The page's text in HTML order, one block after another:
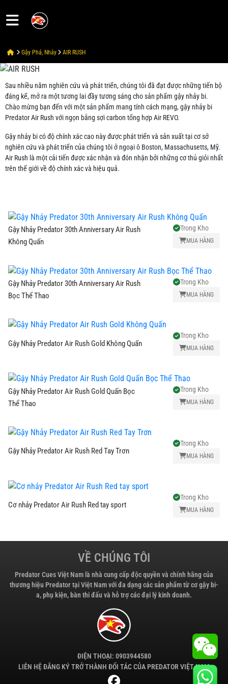
Trang
chủ
Sale
Pool
Ngọn -
Gậy
Phá,
Nhảy
Bàn
Bida
Bao
Kiện
Trang
Cơ
lý
Gậy Phá, Nhảy AIR RUSH
Sau nhiều năm nghiên cứu và phát triển, chúng tôi đã đạt được những tiến bộ
đáng kể, mở ra một tương lai đầy tương sáng cho sản phẩm gậy nhảy bi.
Chào mừng bạn đến với một sản phẩm mang tính cách mạng, gậy nhảy bi
Predator Air Rush với ngọn bằng sợi carbon tổng hợp Air REVO.
Gậy nhảy bi có độ chính xác cao này được phát triển và sản xuất tại cơ sở
nghiên cứu và phát triển của chúng tôi ở ngoại ô Boston, Massachusetts, Mỹ.
Air Rush là một cải tiến được xác nhận và đón nhận bởi những cơ thủ giỏi nhất
trên thế giới về độ chính xác và hiệu quả.
Gậy Nhảy Predator 30th Anniversary Air Rush
Không Quấn
Trong Kho
MUA HÀNG
Gậy Nhảy Predator 30th Anniversary Air Rush
Bọc Thể Thao
Trong Kho
MUA HÀNG
Gậy Nhảy Predator Air Rush Gold Không Quấn
Trong Kho
MUA HÀNG
Gậy Nhảy Predator Air Rush Gold Quấn Bọc
Thể Thao
Trong Kho
MUA HÀNG
Gậy Nhảy Predator Air Rush Red Tay Trơn
Trong Kho
MUA HÀNG
Cơ nhảy Predator Air Rush Red tay sport
Trong Kho
MUA HÀNG
VỀ CHÚNG TÔI
Predator Cues Việt Nam là nhà cung cấp độc quyền và chính hãng của
thương hiệu Predator tại Việt Nam với đa dạng các sản phẩm từ cơ gậy bi-
a, phụ kiện, bàn thi đấu và hỗ trợ các đại lý kinh doanh.
ĐIỆN THOẠI: 0903944580
LIÊN HỆ ĐĂNG KÝ TRỞ THÀNH ĐỐI TÁC CỦA PREDATOR VIỆT NAM